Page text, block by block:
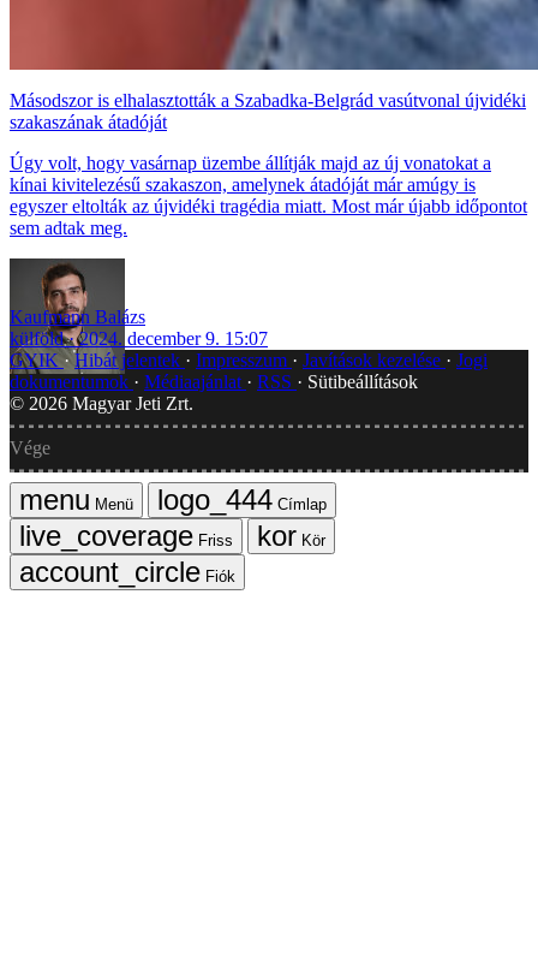
Másodszor is elhalasztották a Szabadka-Belgrád vasútvonal újvidéki
szakaszának átadóját
Úgy volt, hogy vasárnap üzembe állítják majd az új vonatokat a
kínai kivitelezésű szakaszon, amelynek átadóját már amúgy is
egyszer eltolták az újvidéki tragédia miatt. Most már újabb időpontot
sem adtak meg.
Kaufmann Balázs
külföld
2024. december 9. 15:07
GYIK
Hibát jelentek Impresszum Javítások kezelése
Jogi
dokumentumok
Médiaajánlat RSS
Sütibeállítások
© 2026 Magyar Jeti Zrt.
Vége
Menü
Címlap
Friss
Kör
Fiók